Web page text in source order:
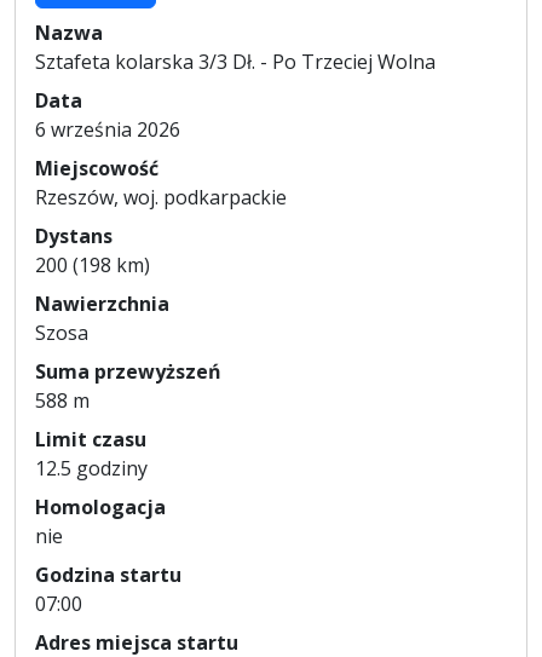
Nazwa
Sztafeta kolarska 3/3 Dł. - Po Trzeciej Wolna
Data
6 września 2026
Miejscowość
Rzeszów, woj. podkarpackie
Dystans
200 (198 km)
Nawierzchnia
Szosa
Suma przewyższeń
588 m
Limit czasu
12.5 godziny
Homologacja
nie
Godzina startu
07:00
Adres miejsca startu